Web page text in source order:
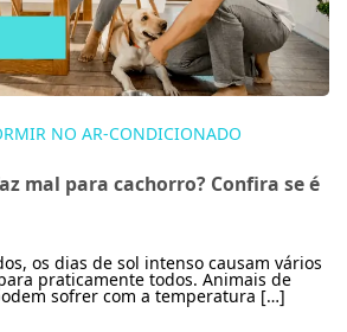
NO AR-CONDICIONADO
mal para cachorro? Confira se é
os dias de sol intenso causam vários
praticamente todos. Animais de
sofrer com a temperatura […]